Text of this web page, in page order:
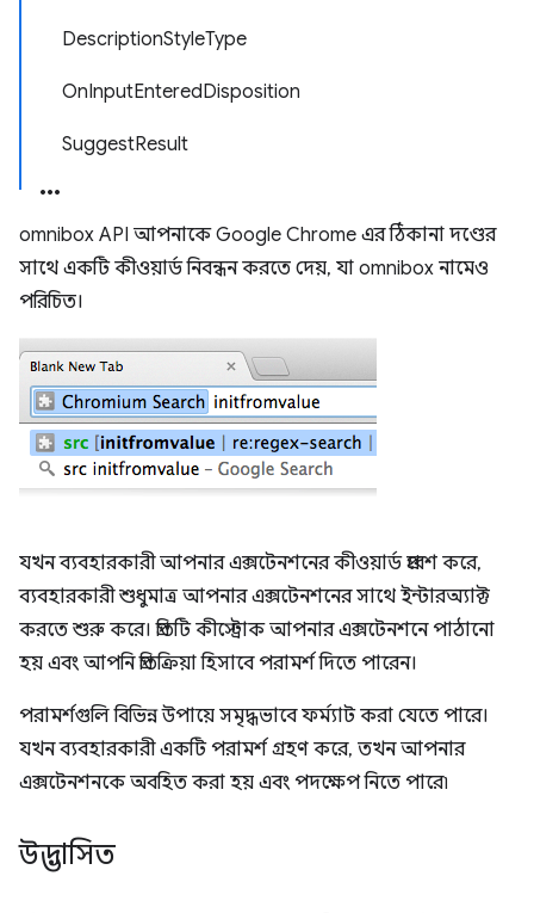
DescriptionStyleType
OnInputEnteredDisposition
SuggestResult
omnibox API আপনাকে Google Chrome এর ঠিকানা দণ্ডের
সাথে একটি কীওয়ার্ড নিবন্ধন করতে দেয়, যা omnibox নামেও
পরিচিত।
যখন ব্যবহারকারী আপনার এক্সটেনশনের কীওয়ার্ড প্রবেশ করে,
ব্যবহারকারী শুধুমাত্র আপনার এক্সটেনশনের সাথে ইন্টারঅ্যাক্ট
করতে শুরু করে। প্রতিটি কীস্ট্রোক আপনার এক্সটেনশনে পাঠানো
হয় এবং আপনি প্রতিক্রিয়া হিসাবে পরামর্শ দিতে পারেন।
পরামর্শগুলি বিভিন্ন উপায়ে সমৃদ্ধভাবে ফর্ম্যাট করা যেতে পারে।
যখন ব্যবহারকারী একটি পরামর্শ গ্রহণ করে, তখন আপনার
এক্সটেনশনকে অবহিত করা হয় এবং পদক্ষেপ নিতে পারে৷
উদ্ভাসিত